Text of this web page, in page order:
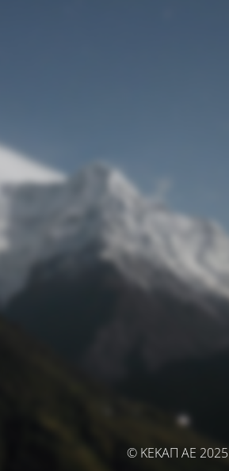
© ΚΕΚΑΠ ΑΕ 2025